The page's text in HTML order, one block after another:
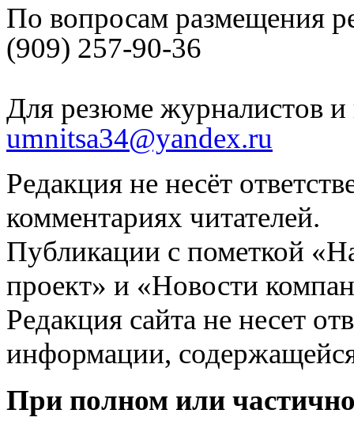
По вопросам размещения
(909) 257-90-36
Для резюме журналистов и
umnitsa34@yandex.ru
Редакция не несёт
комментариях читателей.
Публикации с пометкой
проект» и «Новости
Редакция сайта не несет
информации,
При полном или